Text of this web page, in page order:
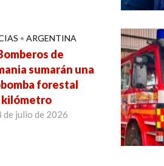
• ARGENTINA
de
sumarán una
forestal
kilómetro
de julio de 2026